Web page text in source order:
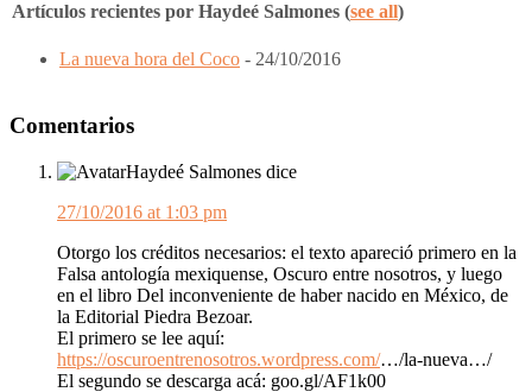
Artículos recientes por Haydeé Salmones (see all)
La nueva hora del Coco - 24/10/2016
del
Lector
Comentarios
Haydeé Salmones dice
27/10/2016 at 1:03 pm
Otorgo los créditos necesarios: el texto apareció primero en la
Falsa antología mexiquense, Oscuro entre nosotros, y luego
en el libro Del inconveniente de haber nacido en México, de
la Editorial Piedra Bezoar.
El primero se lee aquí:
https://oscuroentrenosotros.wordpress.com/…/la-nueva…/
El segundo se descarga acá: goo.gl/AF1k00